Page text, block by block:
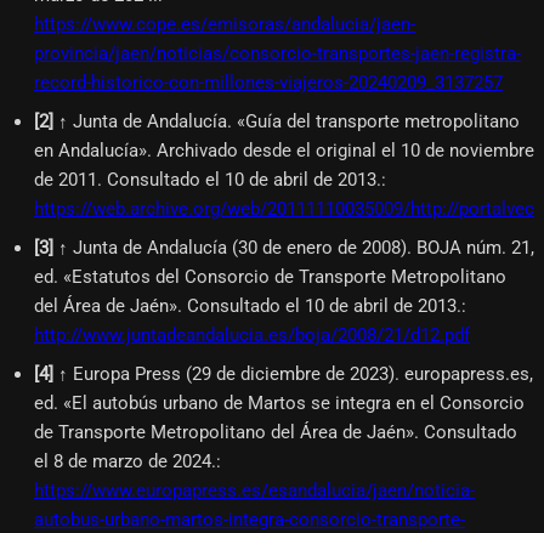
https://www.cope.es/emisoras/andalucia/jaen-
provincia/jaen/noticias/consorcio-transportes-jaen-registra-
record-historico-con-millones-viajeros-20240209_3137257
[2] ↑ Junta de Andalucía. «Guía del transporte metropolitano
en Andalucía». Archivado desde el original el 10 de noviembre
de 2011. Consultado el 10 de abril de 2013.:
https://web.archive.org/web/20111110035009/http://
[3] ↑ Junta de Andalucía (30 de enero de 2008). BOJA núm. 21,
ed. «Estatutos del Consorcio de Transporte Metropolitano
del Área de Jaén». Consultado el 10 de abril de 2013.:
http://www.juntadeandalucia.es/boja/2008/21/d12.pdf
[4] ↑ Europa Press (29 de diciembre de 2023). europapress.es,
ed. «El autobús urbano de Martos se integra en el Consorcio
de Transporte Metropolitano del Área de Jaén». Consultado
el 8 de marzo de 2024.:
https://www.europapress.es/esandalucia/jaen/noticia-
autobus-urbano-martos-integra-consorcio-transporte-